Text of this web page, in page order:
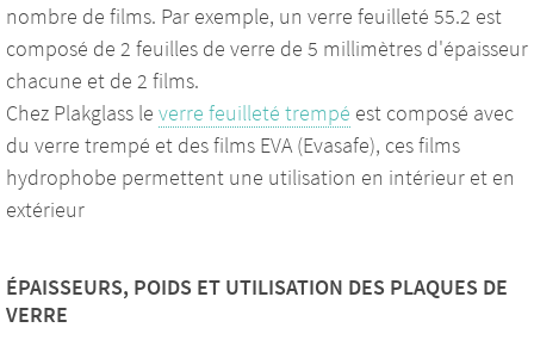
nombre de films. Par exemple, un verre feuilleté 55.2 est
composé de 2 feuilles de verre de 5 millimètres d'épaisseur
chacune et de 2 films.
Chez Plakglass le verre feuilleté trempé est composé avec
du verre trempé et des films EVA (Evasafe), ces films
hydrophobe permettent une utilisation en intérieur et en
extérieur
ÉPAISSEURS, POIDS ET UTILISATION DES PLAQUES DE
VERRE